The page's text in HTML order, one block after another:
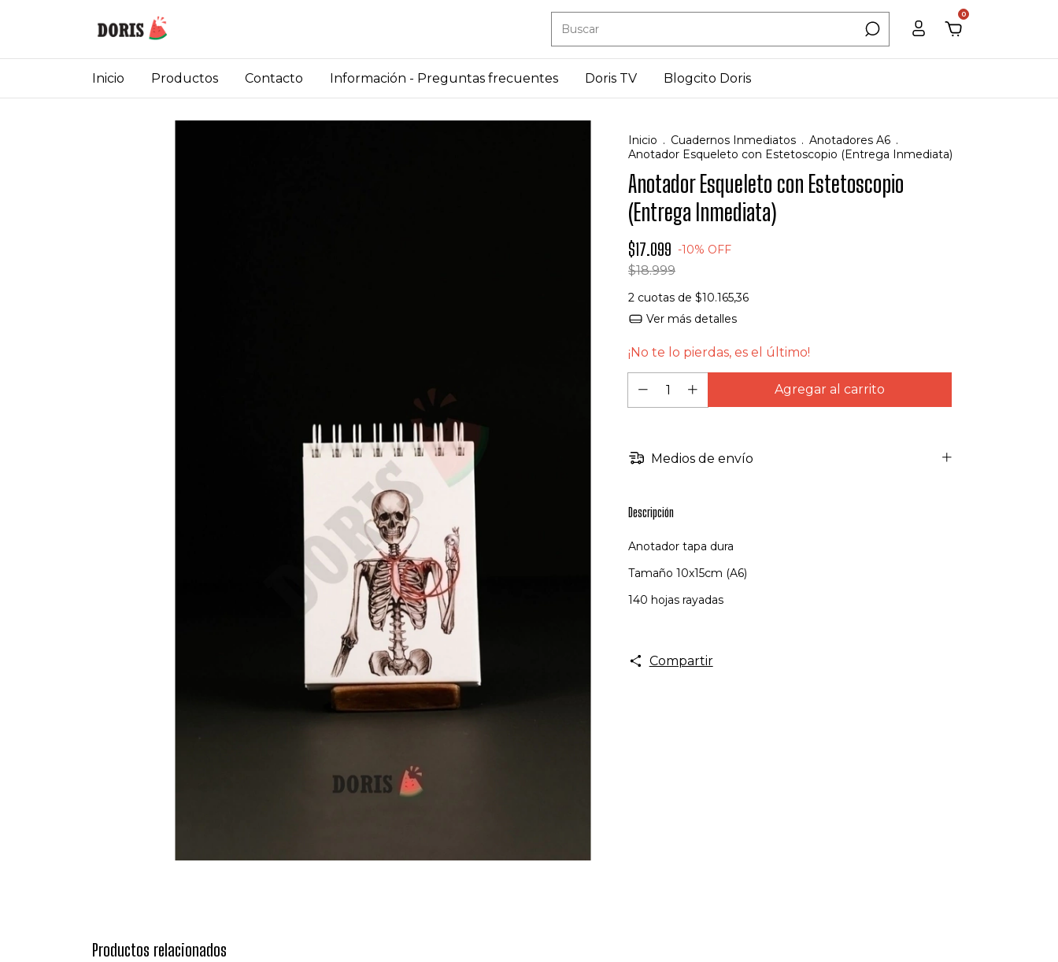
0
Inicio Productos Contacto Información - Preguntas frecuentes Doris TV Blogcito Doris
Inicio . Cuadernos Inmediatos . Anotadores A6 .
Anotador Esqueleto con Estetoscopio (Entrega Inmediata)
Anotador Esqueleto con Estetoscopio
(Entrega Inmediata)
$17.099 -10% OFF
$18.999
2 cuotas de $10.165,36
Ver más detalles
¡No te lo pierdas, es el último!
Medios de envío
Descripción
Anotador tapa dura
Tamaño 10x15cm (A6)
140 hojas rayadas
Compartir
Productos relacionados